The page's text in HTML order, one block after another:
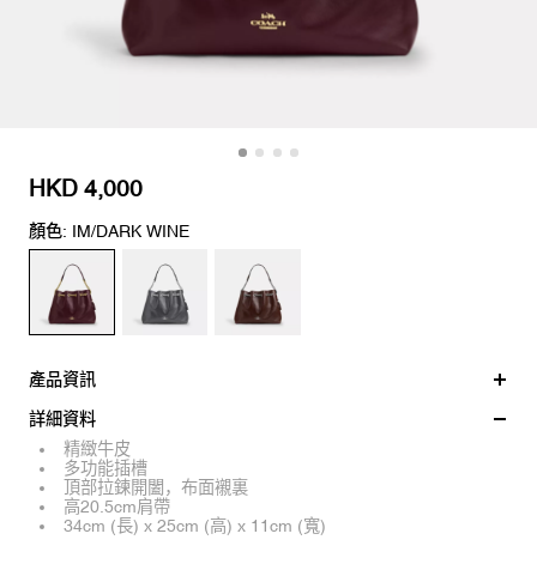
HKD 4,000
顏色: IM/DARK WINE
產品資訊
詳細資料
精緻牛皮
多功能插槽
頂部拉鍊開闔，布面襯裏
高20.5cm肩帶
34cm (長) x 25cm (高) x 11cm (寬)